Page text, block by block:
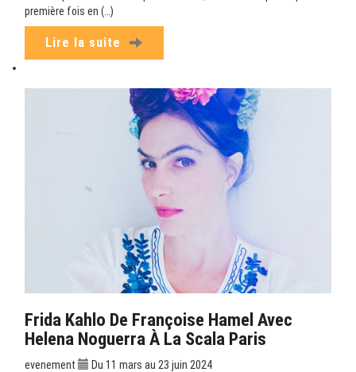
première fois en (…)
Lire la suite
Frida Kahlo De Françoise Hamel Avec
Helena Noguerra À La Scala Paris
evenement
Du 11 mars au 23 juin 2024